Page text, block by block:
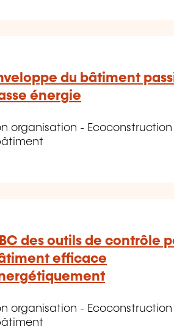
du bâtiment
énergie
organisation -
des outils de contrôle
efficace
organisation -